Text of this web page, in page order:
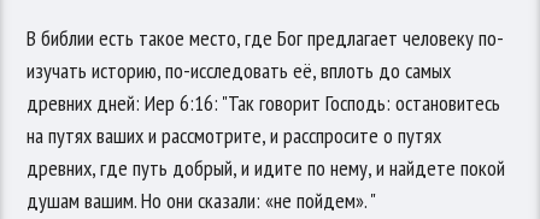
В библии есть такое место, где Бог предлагает человеку по-
изучать историю, по-исследовать её, вплоть до самых
древних дней: Иер 6:16: "Так говорит Господь: остановитесь
на путях ваших и рассмотрите, и расспросите о путях
древних, где путь добрый, и идите по нему, и найдете покой
душам вашим. Но они сказали: «не пойдем». "